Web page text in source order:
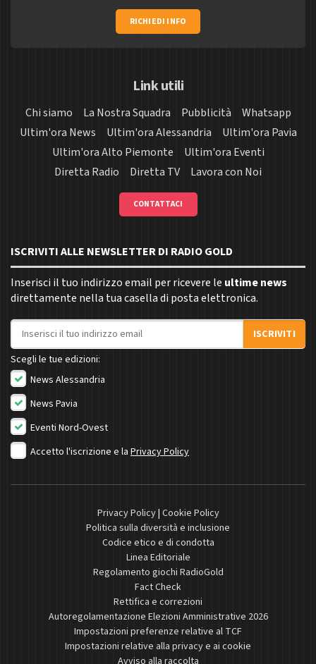
RICHIEDI INFO
Link utili
Chi siamo La Nostra Squadra Pubblicità
Whatsapp
Ultim'ora News
Ultim'ora Alessandria
Ultim'ora Pavia
Ultim'ora Alto Piemonte
Ultim'ora Eventi
Diretta Radio
Diretta TV Lavora con Noi
CONTATTACI
ISCRIVITI ALLE NEWSLETTER DI RADIO GOLD
Inserisci il tuo indirizzo email per ricevere le ultime news
direttamente nella tua casella di posta elettronica.
Indirizzo email
ISCRIVITI
Scegli le tue edizioni:
News Alessandria
News Pavia
Eventi Nord-Ovest
Accetto l'iscrizione e la Privacy Policy
Privacy Policy| Cookie Policy
Politica sulla diversità e inclusione
Codice etico e di condotta
Linea Editoriale
Regolamento giochi RadioGold
Fact Check
Rettifica e correzioni
Autoregolamentazione Elezioni Amministrative 2026
Impostazioni preferenze relative al TCF
Impostazioni relative alla privacy e ai cookie
Avviso alla raccolta